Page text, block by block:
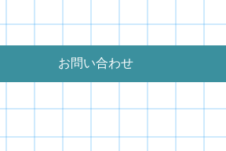
お問い合わせ